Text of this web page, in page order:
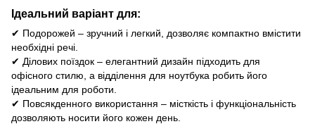
Ідеальний варіант для:
✔ Подорожей – зручний і легкий, дозволяє компактно вмістити
необхідні речі.
✔ Ділових поїздок – елегантний дизайн підходить для
офісного стилю, а відділення для ноутбука робить його
ідеальним для роботи.
✔ Повсякденного використання – місткість і функціональність
дозволяють носити його кожен день.